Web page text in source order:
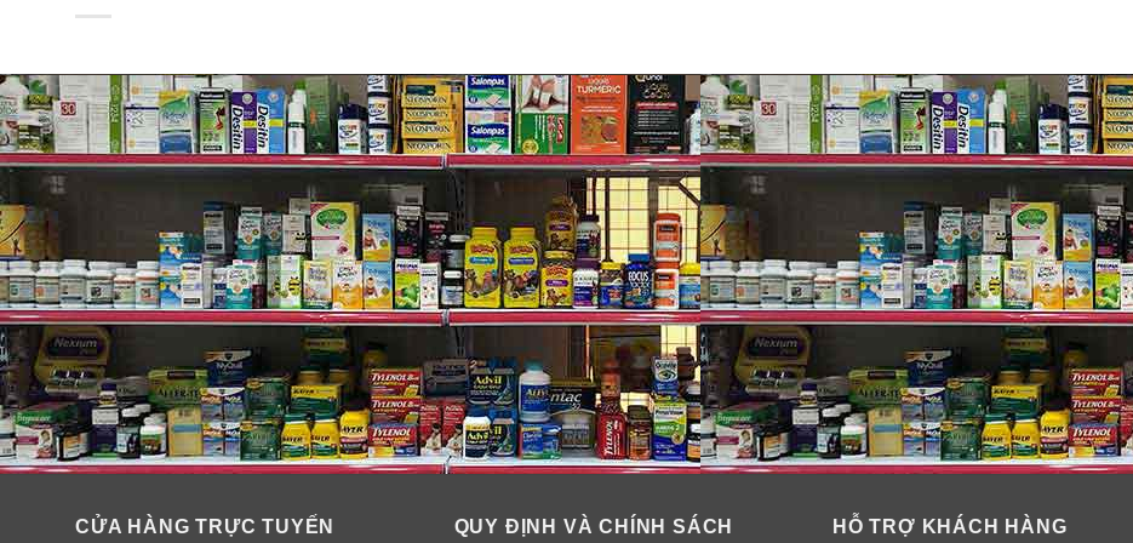
Thành phần sữa tắm gội toàn thân cho trẻ em Suave Kids Icy Grape
Shampoo
CỬA HÀNG TRỰC TUYẾN QUY ĐỊNH VÀ CHÍNH SÁCH HỖ TRỢ KHÁCH HÀNG